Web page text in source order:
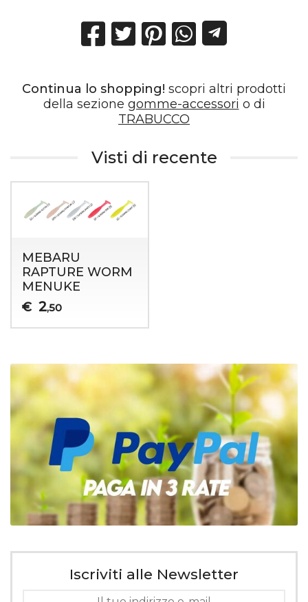
Continua lo shopping! scopri altri prodotti
della sezione gomme-accessori o di
TRABUCCO
Visti di recente
MEBARU
RAPTURE WORM
MENUKE
€ 2,50
Iscriviti alle Newsletter